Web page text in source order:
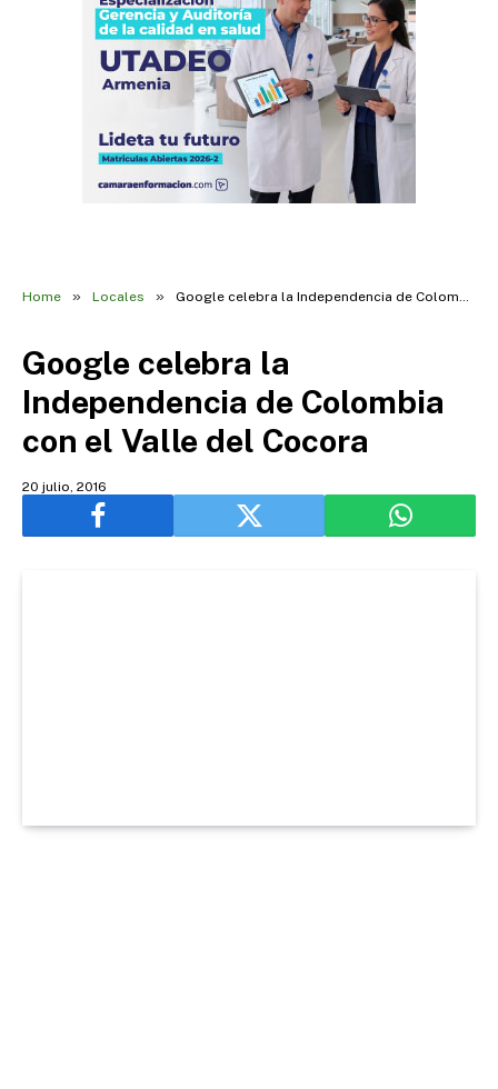
Home » Locales » Google celebra la Independencia de Colombia con el Valle del Cocora
Google celebra la
Independencia de Colombia
con el Valle del Cocora
20 julio, 2016